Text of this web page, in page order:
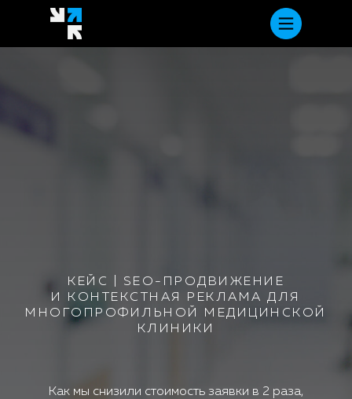
КЕЙС | SEO-ПРОДВИЖЕНИЕ
И КОНТЕКСТНАЯ РЕКЛАМА ДЛЯ
МНОГОПРОФИЛЬНОЙ МЕДИЦИНСКОЙ
КЛИНИКИ
Как мы снизили стоимость заявки в 2 раза,